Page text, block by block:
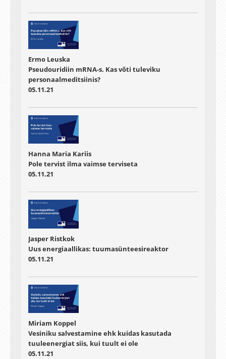
Ermo Leuska
Pseudouridiin mRNA-s. Kas võti tuleviku
personaalmeditsiinis?
05.11.21
Hanna Maria Kariis
Pole tervist ilma vaimse terviseta
05.11.21
Jasper Ristkok
Uus energiaallikas: tuumasünteesireaktor
05.11.21
Miriam Koppel
Vesiniku salvestamine ehk kuidas kasutada
tuuleenergiat siis, kui tuult ei ole
05.11.21